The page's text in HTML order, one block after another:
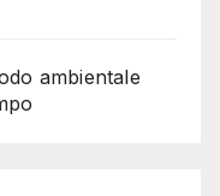
ambientale